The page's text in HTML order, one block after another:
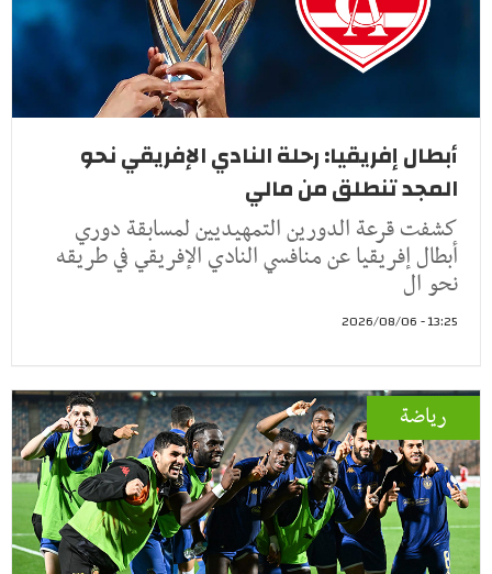
أبطال إفريقيا: رحلة النادي الإفريقي نحو
المجد تنطلق من مالي
كشفت قرعة الدورين التمهيديين لمسابقة دوري
أبطال إفريقيا عن منافسي النادي الإفريقي في طريقه
نحو ال
13:25 - 2026/08/06
رياضة